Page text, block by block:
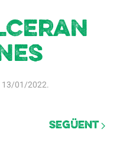
13/01/2022.
Següent